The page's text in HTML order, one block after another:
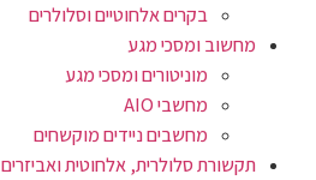
בקרים אלחוטיים וסלולרים
מחשוב ומסכי מגע
מוניטורים ומסכי מגע
מחשבי AIO
מחשבים ניידים מוקשחים
תקשורת סלולרית, אלחוטית ואביזרים